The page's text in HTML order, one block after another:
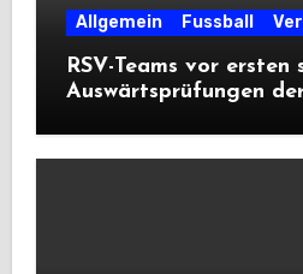
Allgemein Fussball
RSV-Teams vor ersten
Auswärtsprüfungen